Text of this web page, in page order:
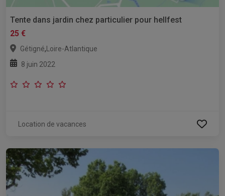
Tente dans jardin chez particulier pour hellfest
25 €
Gétigné,Loire-Atlantique
8 juin 2022
Location de vacances